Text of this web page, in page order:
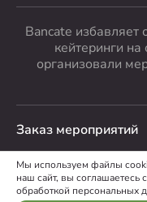
Bancate
кейтеринги
организовали
Заказ мероприятий
Мы используем файлы
наш сайт, вы соглашаетесь
обработкой персональных